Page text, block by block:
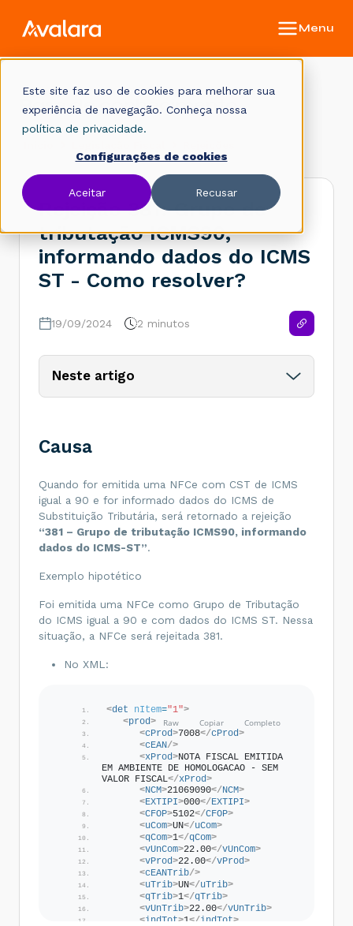
Este site faz uso de cookies para melhorar sua
experiência de navegação. Conheça nossa
política de privacidade.
Configurações de cookies
Aceitar Recusar
Base de conhecimento
Rejeição 381: Grupo de
tributação ICMS90,
informando dados do ICMS
ST - Como resolver?
19/09/2024 2 minutos
Neste artigo
Causa
Quando for emitida uma NFCe com CST de ICMS
igual a 90 e for informado dados do ICMS de
Substituição Tributária, será retornado a rejeição
“381 – Grupo de tributação ICMS90, informando
dados do ICMS-ST”.
Exemplo hipotético
Foi emitida uma NFCe como Grupo de Tributação
do ICMS igual a 90 e com dados do ICMS ST. Nessa
situação, a NFCe será rejeitada 381.
No XML:
<det nItem="1">
<prod>
<cProd>7008</cProd>
<cEAN/>
<xProd>NOTA FISCAL EMITIDA
EM AMBIENTE DE HOMOLOGACAO - SEM
VALOR FISCAL</xProd>
<NCM>21069090</NCM>
<EXTIPI>000</EXTIPI>
<CFOP>5102</CFOP>
<uCom>UN</uCom>
<qCom>1</qCom>
<vUnCom>22.00</vUnCom>
<vProd>22.00</vProd>
<cEANTrib/>
<uTrib>UN</uTrib>
<qTrib>1</qTrib>
<vUnTrib>22.00</vUnTrib>
<indTot>1</indTot>